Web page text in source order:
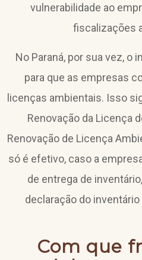
vulnerabilidade ao
fiscalizações
No Paraná, por sua vez, o
para que as empresas
licenças ambientais. Isso
Renovação da Licença
Renovação de Licença
só é efetivo, caso a
de entrega de
declaração do
Com que